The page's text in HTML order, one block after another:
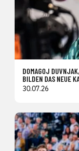
DOMAGOJ
BILDEN DAS NEUE
30.07.26